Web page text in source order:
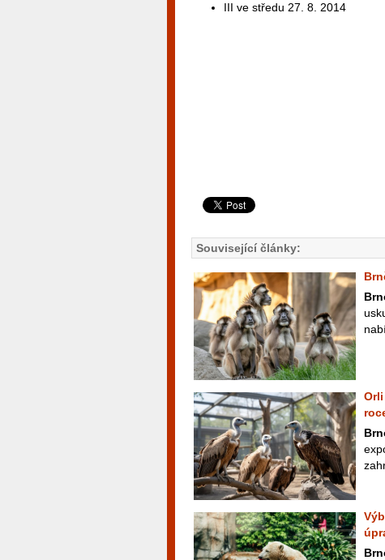
III ve středu 27. 8. 2014
Související články: